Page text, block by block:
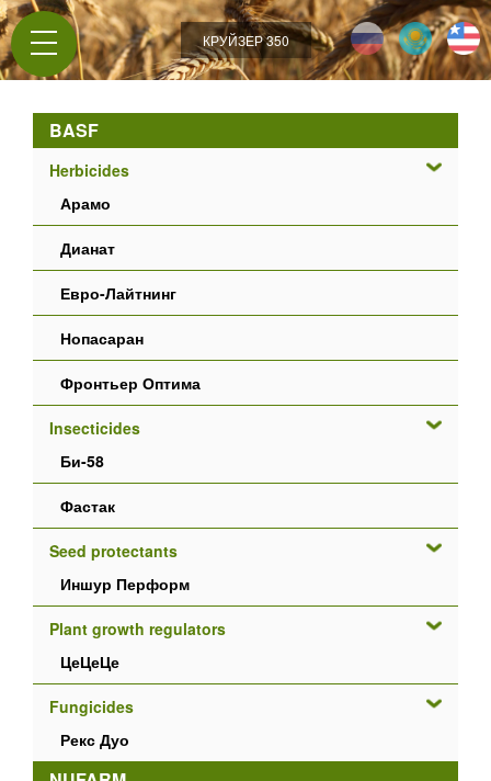
Jump to navigation
КРУЙЗЕР 350
BASF
Herbicides
Арамо
Дианат
Евро-Лайтнинг
Нопасаран
Фронтьер Оптима
Insecticides
Би-58
Фастак
Seed protectants
Иншур Перформ
Plant growth regulators
ЦеЦеЦе
Fungicides
Рекс Дуо